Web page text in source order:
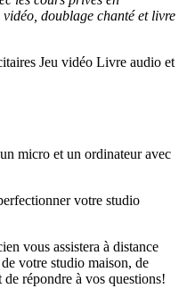
doublage chanté et livre
Jeu vidéo Livre audio et
micro et un ordinateur avec
votre studio
vous assistera à distance
votre studio maison, de
répondre à vos questions!